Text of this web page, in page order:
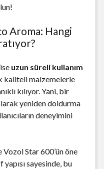
Aroma: Hangi
uzun süreli kullanım
kaliteli malzemelerle
kılıyor. Yani, bir
yeniden doldurma
deneyimini
Vozol Star 600’ün öne
sayesinde, bu